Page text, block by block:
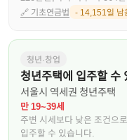
🔗 기초연금법 - 14,151일 남
청년·창업
청년주택에 입주할 수
서울시 역세권 청년주택
만 19~39세
주변 시세보다 낮은 조건으
입주할 수 있습니다.